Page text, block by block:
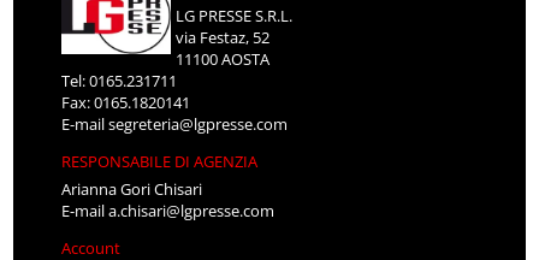
LG PRESSE S.R.L.
via Festaz, 52
11100 AOSTA
Tel: 0165.231711
Fax: 0165.1820141
E-mailsegreteria@lgpresse.com
RESPONSABILE DI AGENZIA
Arianna Gori Chisari
E-maila.chisari@lgpresse.com
Account